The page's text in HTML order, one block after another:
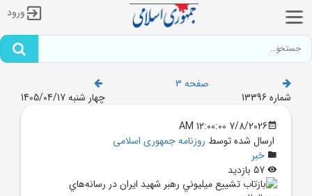
ورود
صفحه 3
شماره 13396
چهار شنبه 1405/04/17
7/8/2026 12:00:00 AM
ارسال شده توسط روزنامه جمهوری اسلامی
خبر